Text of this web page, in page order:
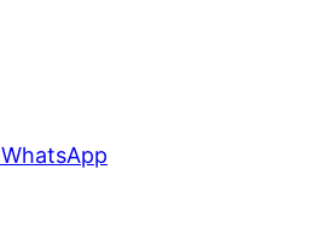
Share
WhatsApp